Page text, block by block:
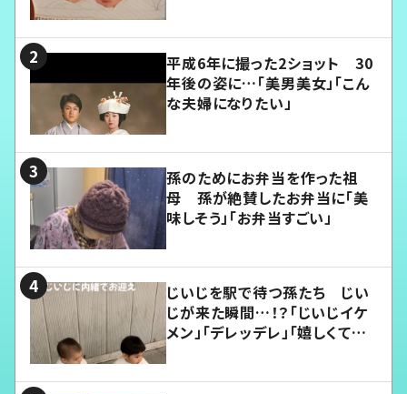
平成6年に撮った2ショット 30
年後の姿に…「美男美女」「こん
な夫婦になりたい」
孫のためにお弁当を作った祖
母 孫が絶賛したお弁当に「美
味しそう」「お弁当すごい」
じいじを駅で待つ孫たち じい
じが来た瞬間…！？「じいじイケ
メン」「デレッデレ」「嬉しくて可